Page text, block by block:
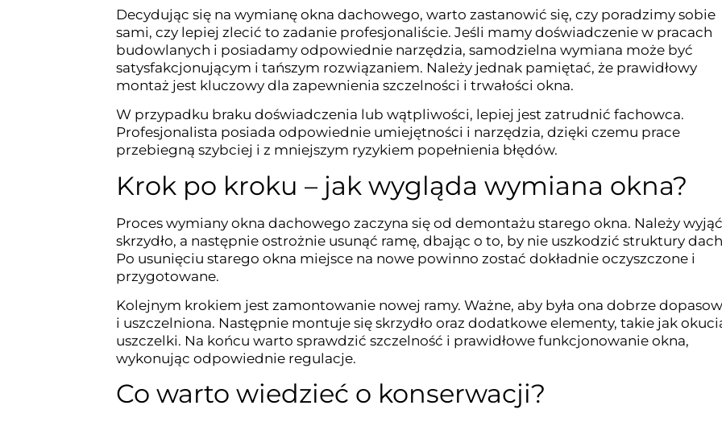
Decydując się na wymianę okna dachowego, warto zastanowić się, czy poradzimy sobie
sami, czy lepiej zlecić to zadanie profesjonaliście. Jeśli mamy doświadczenie w pracach
budowlanych i posiadamy odpowiednie narzędzia, samodzielna wymiana może być
satysfakcjonującym i tańszym rozwiązaniem. Należy jednak pamiętać, że prawidłowy
montaż jest kluczowy dla zapewnienia szczelności i trwałości okna.
W przypadku braku doświadczenia lub wątpliwości, lepiej jest zatrudnić fachowca.
Profesjonalista posiada odpowiednie umiejętności i narzędzia, dzięki czemu prace
przebiegną szybciej i z mniejszym ryzykiem popełnienia błędów.
Krok po kroku – jak wygląda wymiana okna?
Proces wymiany okna dachowego zaczyna się od demontażu starego okna. Należy wyjąć
skrzydło, a następnie ostrożnie usunąć ramę, dbając o to, by nie uszkodzić struktury
Po usunięciu starego okna miejsce na nowe powinno zostać dokładnie oczyszczone i
przygotowane.
Kolejnym krokiem jest zamontowanie nowej ramy. Ważne, aby była ona dobrze
i uszczelniona. Następnie montuje się skrzydło oraz dodatkowe elementy, takie jak
uszczelki. Na końcu warto sprawdzić szczelność i prawidłowe funkcjonowanie okna,
wykonując odpowiednie regulacje.
Co warto wiedzieć o konserwacji?